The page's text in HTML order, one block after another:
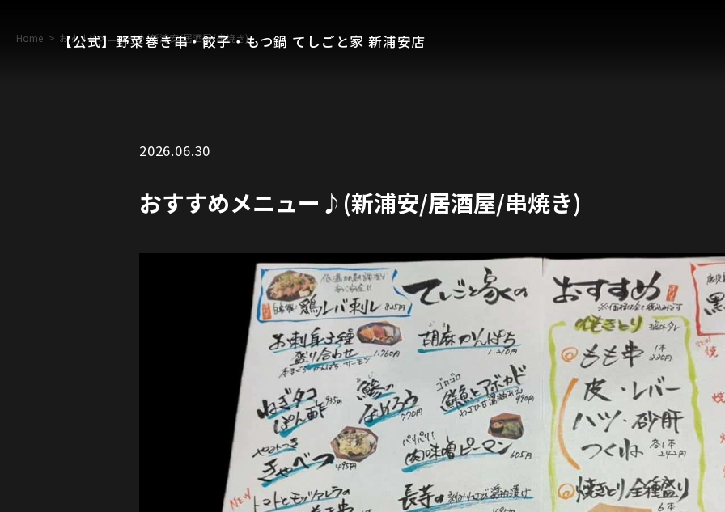
【公式】野菜巻き串・餃子・もつ鍋 てしごと家 新浦安店
Home おすすめメニュー♪(新浦安/居酒屋/串焼き)
2026.06.30
おすすめメニュー♪(新浦安/居酒屋/串焼き)